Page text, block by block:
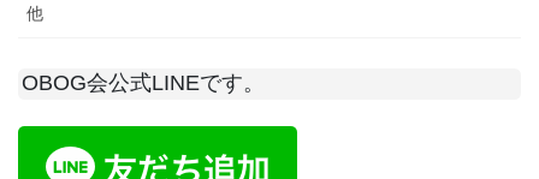
他
OBOG会公式LINEです。